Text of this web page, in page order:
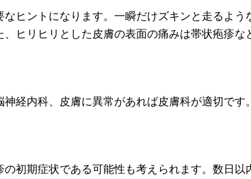
ヒントになります。一瞬だけズキンと走るよ
ヒリヒリとした皮膚の表面の痛みは帯状疱疹
経内科、皮膚に異常があれば皮膚科が適切で
初期症状である可能性も考えられます。数日